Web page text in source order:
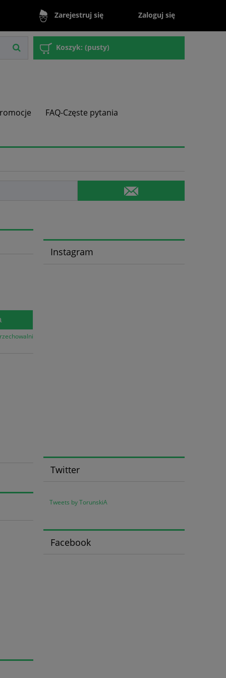
Zarejestruj się Zaloguj się
Koszyk: (pusty)
FAQ-Częste pytania
Instagram
Twitter
Tweets by TorunskiA
Facebook